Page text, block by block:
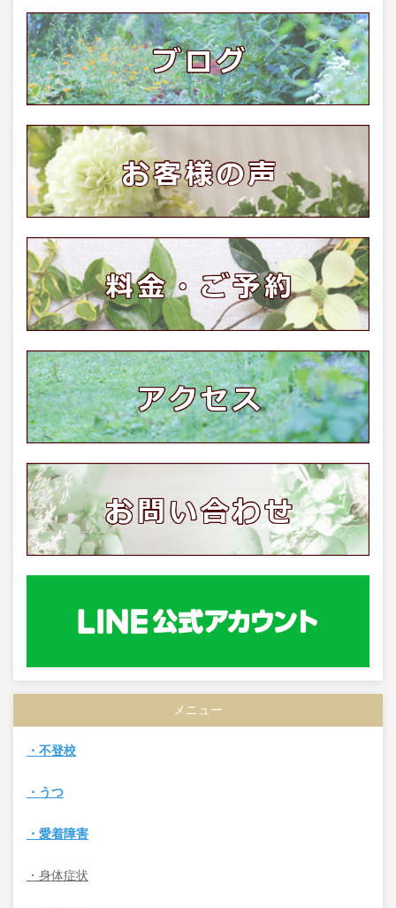
メニュー
・不登校
・うつ
・愛着障害
・身体症状